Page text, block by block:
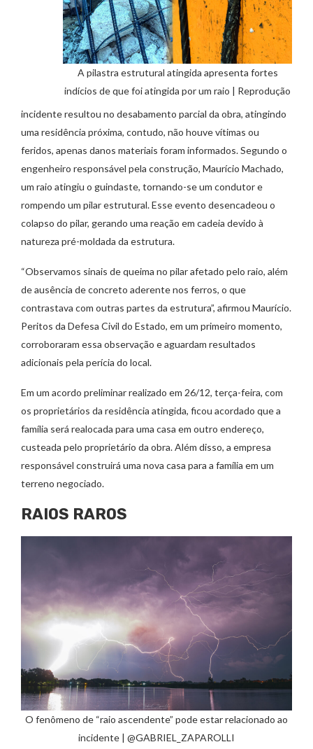
A pilastra estrutural atingida apresenta fortes
indícios de que foi atingida por um raio | Reprodução
incidente resultou no desabamento parcial da obra, atingindo
uma residência próxima, contudo, não houve vítimas ou
feridos, apenas danos materiais foram informados. Segundo o
engenheiro responsável pela construção, Maurício Machado,
um raio atingiu o guindaste, tornando-se um condutor e
rompendo um pilar estrutural. Esse evento desencadeou o
colapso do pilar, gerando uma reação em cadeia devido à
natureza pré-moldada da estrutura.
“Observamos sinais de queima no pilar afetado pelo raio, além
de ausência de concreto aderente nos ferros, o que
contrastava com outras partes da estrutura”, afirmou Maurício.
Peritos da Defesa Civil do Estado, em um primeiro momento,
corroboraram essa observação e aguardam resultados
adicionais pela perícia do local.
Em um acordo preliminar realizado em 26/12, terça-feira, com
os proprietários da residência atingida, ficou acordado que a
família será realocada para uma casa em outro endereço,
custeada pelo proprietário da obra. Além disso, a empresa
responsável construirá uma nova casa para a família em um
terreno negociado.
RAIOS RAROS
O fenômeno de “raio ascendente” pode estar relacionado ao
incidente | @GABRIEL_ZAPAROLLI